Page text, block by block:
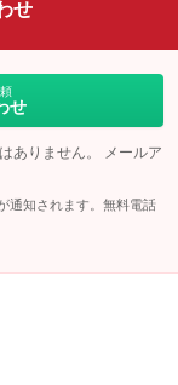
せ
せ
ありません。 メールア
通知されます。無料電話